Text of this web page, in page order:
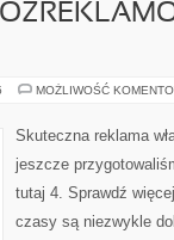
MOŻLIWOŚĆ
Skuteczna reklama
jeszcze
tutaj 4. Sprawdź
czasy są niezwykle